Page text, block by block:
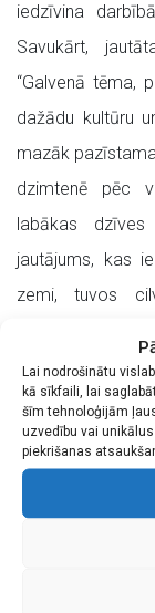
Lai nodrošinātu
kā sīkfaili, lai
šīm tehnoloģijām
uzvedību vai
piekrišanas
iedzīvina
Savukārt,
“Galvenā tēma,
dažādu kultūru
mazāk
dzimtenē pēc
labākas
jautājums, kas
zemi, tuvos
mīlestības… Jo
Izrādē
lomās: Boass –
– Iveta
Plauks, Silpa
Normunds
Māksliniece –